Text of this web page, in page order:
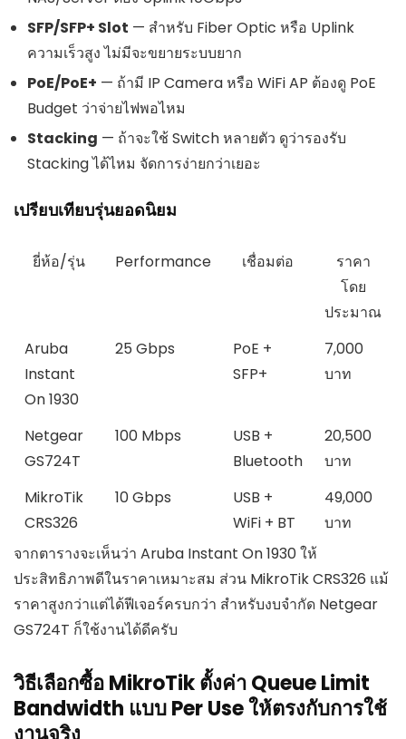
SFP/SFP+ Slot — สำหรับ Fiber Optic หรือ Uplink
ความเร็วสูง ไม่มีจะขยายระบบยาก
PoE/PoE+ — ถ้ามี IP Camera หรือ WiFi AP ต้องดู PoE
Budget ว่าจ่ายไฟพอไหม
Stacking — ถ้าจะใช้ Switch หลายตัว ดูว่ารองรับ
Stacking ได้ไหม จัดการง่ายกว่าเยอะ
เปรียบเทียบรุ่นยอดนิยม
ยี่ห้อ/รุ่น Performance เชื่อมต่อ
ราคา
โดย
ประมาณ
Aruba
Instant
On 1930
25 Gbps
PoE +
SFP+
7,000
บาท
Netgear
GS724T
100 Mbps
USB +
Bluetooth
20,500
บาท
MikroTik
CRS326
10 Gbps
USB +
WiFi + BT
49,000
บาท
จากตารางจะเห็นว่า Aruba Instant On 1930 ให้
ประสิทธิภาพดีในราคาเหมาะสม ส่วน MikroTik CRS326 แม้
ราคาสูงกว่าแต่ได้ฟีเจอร์ครบกว่า สำหรับงบจำกัด Netgear
GS724T ก็ใช้งานได้ดีครับ
วิธีเลือกซื้อ MikroTik ตั้งค่า Queue Limit
Bandwidth แบบ Per Use ให้ตรงกับการใช้